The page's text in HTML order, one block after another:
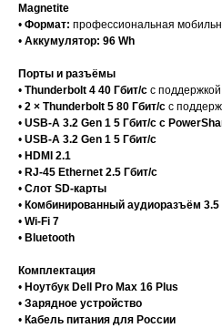
Magnetite
• Формат: профессиональная
• Аккумулятор: 96 Wh
Порты и разъёмы
• Thunderbolt 4 40 Гбит/с с
• 2 × Thunderbolt 5 80 Гбит/с с
• USB-A 3.2 Gen 1 5 Гбит/с с
• USB-A 3.2 Gen 1 5 Гбит/с
• HDMI 2.1
• RJ-45 Ethernet 2.5 Гбит/с
• Слот SD-карты
• Комбинированный аудиоразъём
• Wi-Fi 7
• Bluetooth
Комплектация
• Ноутбук Dell Pro Max 16 Plus
• Зарядное устройство
• Кабель питания для России